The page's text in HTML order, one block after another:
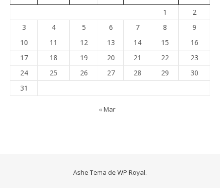
1
2
3
4 5 6 7 8
9
10
11 12 13 14 15
16
17
18 19 20 21 22
23
24
25 26 27 28 29
30
31
« Mar
Ashe Tema de WP Royal.